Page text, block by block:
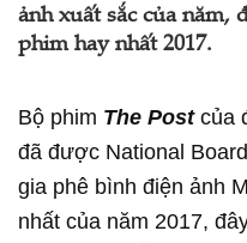
ảnh xuất sắc của năm,
phim hay nhất 2017.
Bộ phim The Post của
đã được National
gia phê bình điện ảnh
nhất của năm 2017,